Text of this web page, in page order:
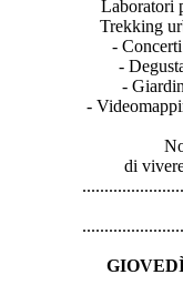
Laboratori
Trekking
-
-
-
-
di